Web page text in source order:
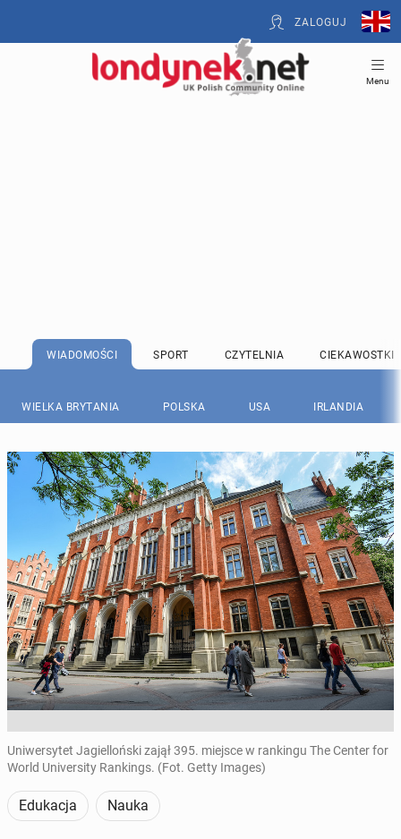
ZALOGUJ
Menu
WIADOMOŚCI SPORT CZYTELNIA CIEKAWOSTKI
WIELKA BRYTANIA POLSKA USA IRLANDIA
Uniwersytet Jagielloński zajął 395. miejsce w rankingu The Center for
World University Rankings. (Fot. Getty Images)
Edukacja Nauka